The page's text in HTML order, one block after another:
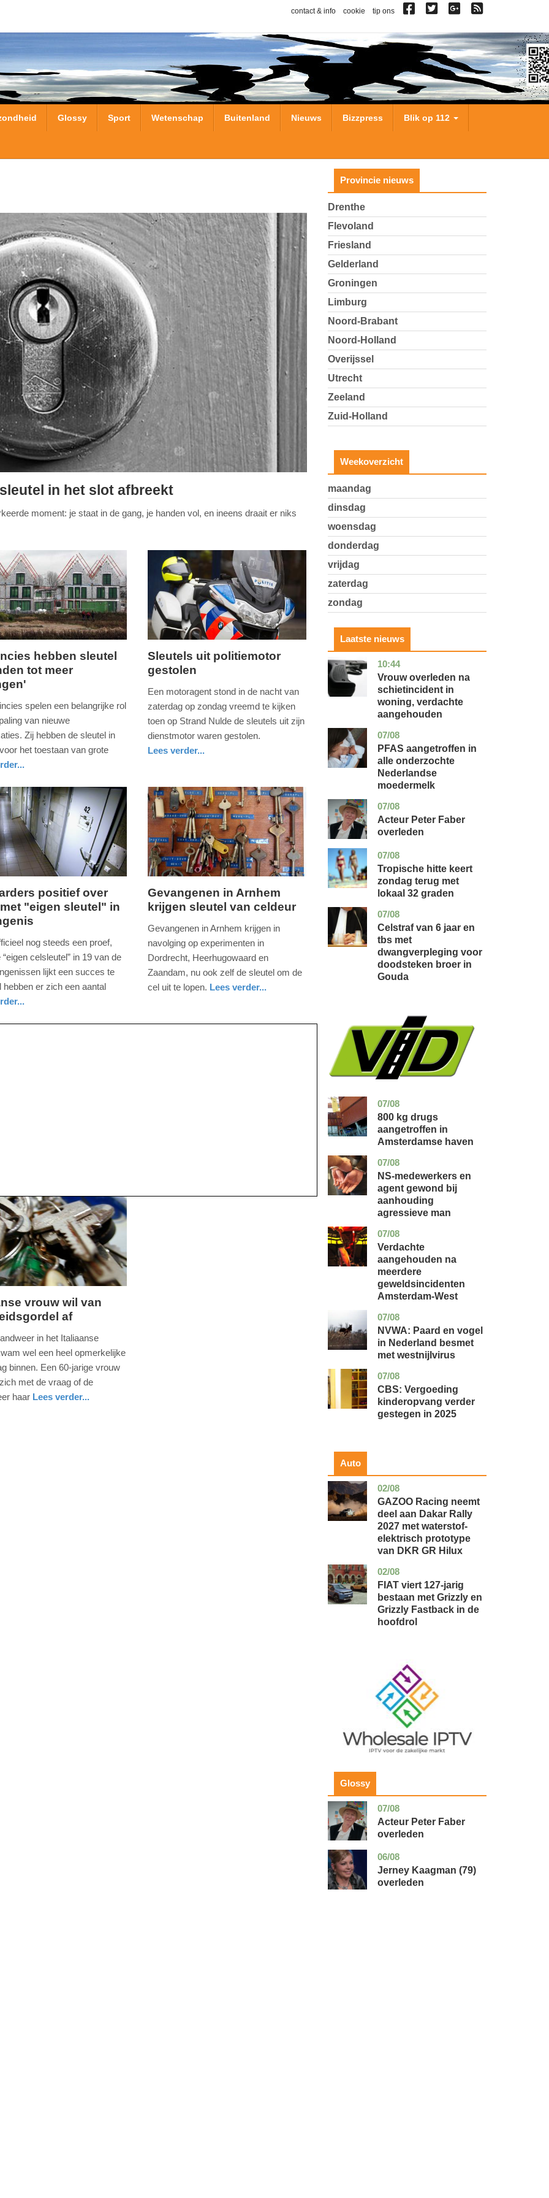
contact & info cookie tip ons
Glossy Sport Wetenschap Buitenland Nieuws Bizzpress Blik op 112
in het slot afbreekt
moment: je staat in de gang, je handen vol, en ineens draait er niks
hebben sleutel
tot meer
spelen een belangrijke rol
van nieuwe
Zij hebben de sleutel in
het toestaan van grote
zondag,
09-
04-
2025
09:10
Sleutels uit politiemotor
gestolen
Een motoragent stond in de nacht van
zaterdag op zondag vreemd te kijken
toen op Strand Nulde de sleutels uit zijn
dienstmotor waren gestolen.
Lees verder...
positief over
"eigen sleutel" in
nog steeds een proef,
“eigen celsleutel” in 19 van de
lijkt een succes te
hebben er zich een aantal
woensdag,
09-
Gevangenen in Arnhem
krijgen sleutel van celdeur
Gevangenen in Arnhem krijgen in
navolging op experimenten in
Dordrecht, Heerhugowaard en
Zaandam, nu ook zelf de sleutel om de
cel uit te lopen. Lees verder...
vrouw wil van
af
in het Italiaanse
wel een heel opmerkelijke
binnen. Een 60-jarige vrouw
met de vraag of de
haar Lees verder...
Provincie nieuws
Drenthe
Flevoland
Friesland
Gelderland
Groningen
Limburg
Noord-Brabant
Noord-Holland
Overijssel
Utrecht
Zeeland
Zuid-Holland
Weekoverzicht
maandag
dinsdag
woensdag
donderdag
vrijdag
zaterdag
zondag
Laatste nieuws
10:44
zuid-
holland
nieuws
Vrouw overleden na
schietincident in
woning, verdachte
aangehouden
07/08
utrecht
gezondheid
PFAS aangetroffen in
alle onderzochte
Nederlandse
moedermelk
07/08
noord-
holland
glossy
Acteur Peter Faber
overleden
07/08
utrecht
nieuws
Tropische hitte keert
zondag terug met
lokaal 32 graden
07/08
zuid-
holland
nieuws
Celstraf van 6 jaar en
tbs met
dwangverpleging voor
doodsteken broer in
Gouda
07/08
noord-
holland
nieuws
800 kg drugs
aangetroffen in
Amsterdamse haven
07/08
flevoland
nieuws
NS-medewerkers en
agent gewond bij
aanhouding
agressieve man
07/08
noord-
holland
nieuws
Verdachte
aangehouden na
meerdere
geweldsincidenten
Amsterdam-West
07/08
utrecht
nieuws
NVWA: Paard en vogel
in Nederland besmet
met westnijlvirus
07/08
zuid-
holland
economie
CBS: Vergoeding
kinderopvang verder
gestegen in 2025
Auto
02/08
auto
GAZOO Racing neemt
deel aan Dakar Rally
2027 met waterstof-
elektrisch prototype
van DKR GR Hilux
02/08
auto
FIAT viert 127-jarig
bestaan met Grizzly en
Grizzly Fastback in de
hoofdrol
Glossy
07/08
noord-
holland
glossy
Acteur Peter Faber
overleden
06/08
noord-
holland
glossy
Jerney Kaagman (79)
overleden